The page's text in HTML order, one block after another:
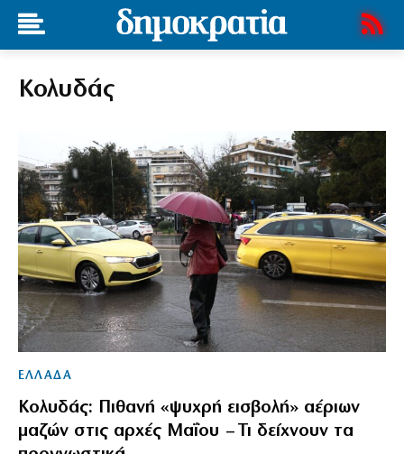
Κολυδάς
ΕΛΛΑΔΑ
Κολυδάς: Πιθανή «ψυχρή εισβολή» αέριων
μαζών στις αρχές Μαΐου – Τι δείχνουν τα